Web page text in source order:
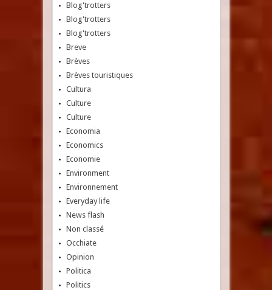
Blog'trotters
Blog'trotters
Blog'trotters
Breve
Brèves
Brèves touristiques
Cultura
Culture
Culture
Economia
Economics
Economie
Environment
Environnement
Everyday life
News flash
Non classé
Occhiate
Opinion
Politica
Politics